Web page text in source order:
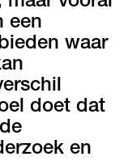
een
waar
doet dat
en